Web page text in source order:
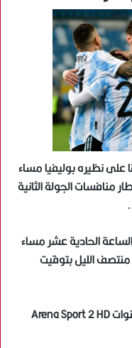
على نظيره بوليفيا مساء
الجولة الثانية
الحادية عشر مساء
منتصف الليل بتوقيت
وتنقل المباراة بين المنتخبين عبر شبكة قنوات Arena Sport 2 HD